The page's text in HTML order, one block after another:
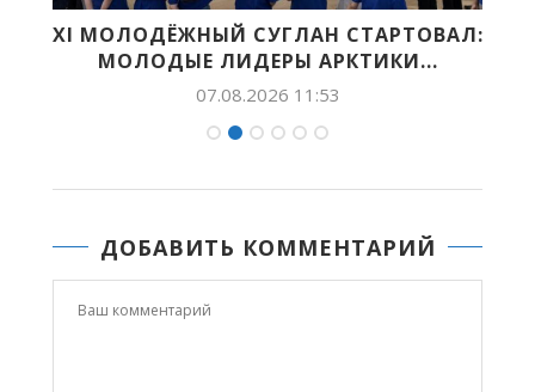
XI МОЛОДЁЖНЫЙ СУГЛАН СТАРТОВАЛ:
МОЛОДЫЕ ЛИДЕРЫ АРКТИКИ...
07.08.2026 11:53
ДОБАВИТЬ КОММЕНТАРИЙ